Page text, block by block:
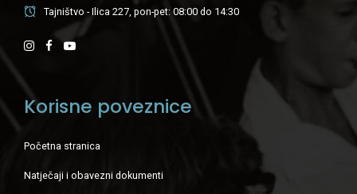
Tajništvo - Ilica 227, pon-pet: 08:00 do 14:30
Korisne poveznice
Početna stranica
Natječaji i obavezni dokumenti